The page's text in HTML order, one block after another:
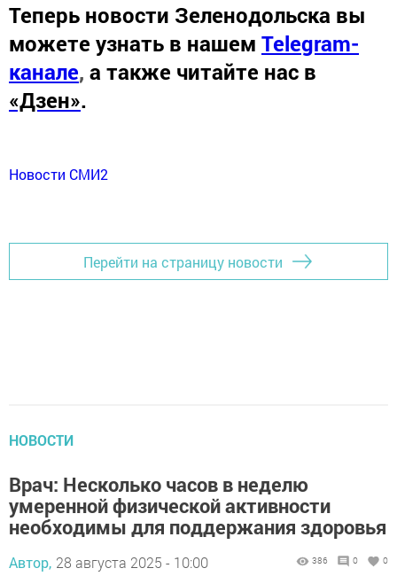
Теперь новости Зеленодольска вы
можете узнать в нашем Telegram-
канале, а также читайте нас в
«Дзен».
Новости СМИ2
Перейти на страницу новости
НОВОСТИ
Врач: Несколько часов в неделю
умеренной физической активности
необходимы для поддержания здоровья
Автор, 28 августа 2025 - 10:00 386 0 0